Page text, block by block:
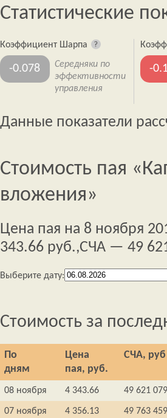
Статистические
Коэффициент Шарпа
-0.078
Середняки по
эффективности
управления
-
Данные показатели
Стоимость пая
вложения»
Цена пая на 8 ноября
343.66 руб.,СЧА — 49
Выберите дату:
Стоимость за
По
дням
Цена
пая, руб.
СЧА, руб
08 ноября 4 343.66 49 621
07 ноября 4 356.13 49 763